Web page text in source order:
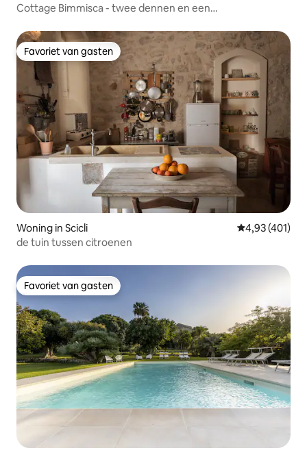
Cottage Bimmisca - twee dennen en een
Favoriet van gasten
Favoriet van gasten
Woning in Scicli Gemiddelde
4,93 (401)
de tuin tussen citroenen
Favoriet van gasten
Favoriet van gasten